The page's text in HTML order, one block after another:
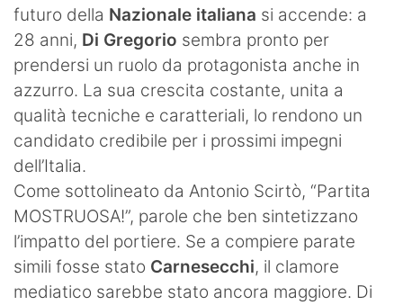
futuro della Nazionale italiana si accende: a
28 anni, Di Gregorio sembra pronto per
prendersi un ruolo da protagonista anche in
azzurro. La sua crescita costante, unita a
qualità tecniche e caratteriali, lo rendono un
candidato credibile per i prossimi impegni
dell’Italia.
Come sottolineato da Antonio Scirtò, “Partita
MOSTRUOSA!”, parole che ben sintetizzano
l’impatto del portiere. Se a compiere parate
simili fosse stato Carnesecchi, il clamore
mediatico sarebbe stato ancora maggiore. Di